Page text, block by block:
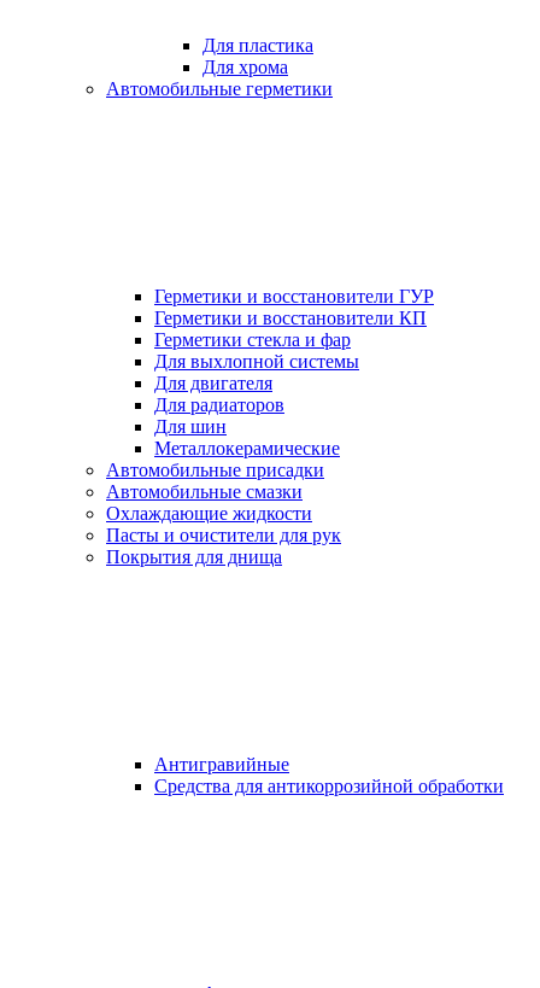
Для пластика
Для хрома
Автомобильные герметики
Герметики и восстановители ГУР
Герметики и восстановители КП
Герметики стекла и фар
Для выхлопной системы
Для двигателя
Для радиаторов
Для шин
Металлокерамические
Автомобильные присадки
Автомобильные смазки
Охлаждающие жидкости
Пасты и очистители для рук
Покрытия для днища
Антигравийные
Средства для антикоррозийной обработки